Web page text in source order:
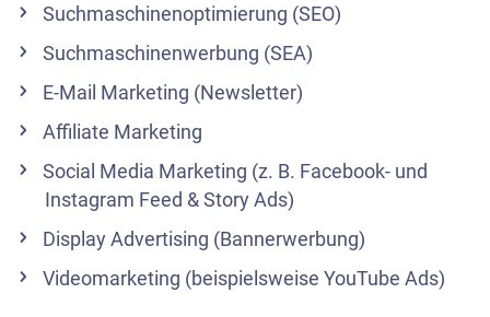
Suchmaschinenoptimierung (SEO)
Suchmaschinenwerbung (SEA)
E-Mail Marketing (Newsletter)
Affiliate Marketing
Social Media Marketing (z. B. Facebook- und
Instagram Feed & Story Ads)
Display Advertising (Bannerwerbung)
Videomarketing (beispielsweise YouTube Ads)